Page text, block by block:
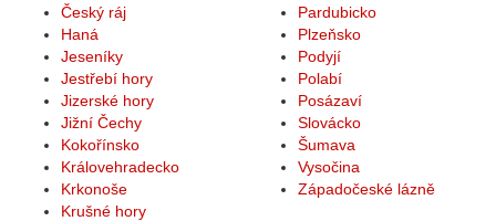
Český ráj
Haná
Jeseníky
Jestřebí hory
Jizerské hory
Jižní Čechy
Kokořínsko
Královehradecko
Krkonoše
Krušné hory
Pardubicko
Plzeňsko
Podyjí
Polabí
Posázaví
Slovácko
Šumava
Vysočina
Západočeské lázně